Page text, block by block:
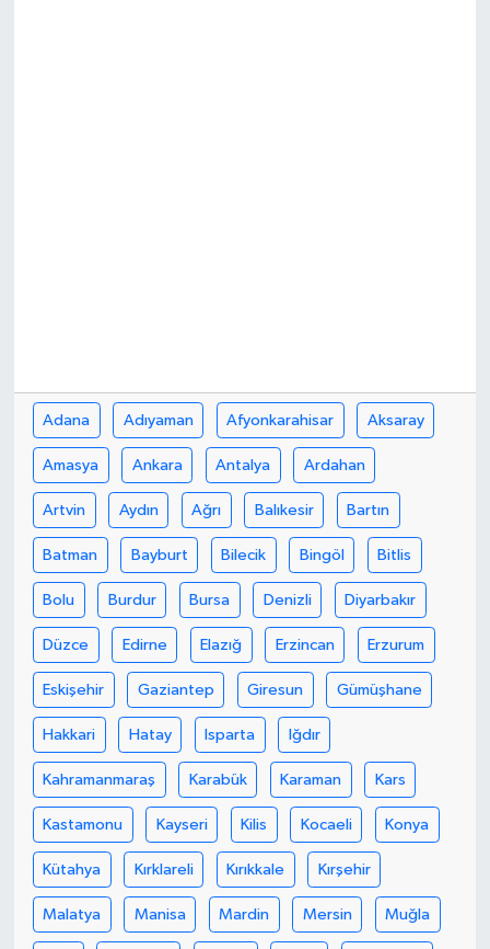
Adana Adıyaman Afyonkarahisar Aksaray
Amasya Ankara Antalya Ardahan
Artvin Aydın Ağrı Balıkesir Bartın
Batman Bayburt Bilecik Bingöl Bitlis
Bolu Burdur Bursa Denizli Diyarbakır
Düzce Edirne Elazığ Erzincan Erzurum
Eskişehir Gaziantep Giresun Gümüşhane
Hakkari Hatay Isparta Iğdır
Kahramanmaraş Karabük Karaman Kars
Kastamonu Kayseri Kilis Kocaeli Konya
Kütahya Kırklareli Kırıkkale Kırşehir
Malatya Manisa Mardin Mersin Muğla
SAĞLIK
Spor
Tarihi Yapılarımız
Teknoloji
Türkiye
Yerel
İletişim
Künye